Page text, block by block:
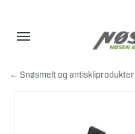
← Snøsmelt og antiskliprodukter